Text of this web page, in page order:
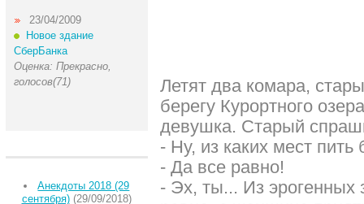
23/04/2009
Новое здание
СберБанка
Оценка: Прекрасно,
голосов(71)
Анекдоты 2018 (29
сентября)(29/09/2018)
Летят два комара,
берегу Курортного
девушка. Старый
- Ну, из каких мест пить
- Да все равно!
- Эх, ты... Из эрогенных